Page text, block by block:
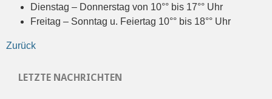
Dienstag – Donnerstag von 10°° bis 17°° Uhr
Freitag – Sonntag u. Feiertag 10°° bis 18°° Uhr
Zurück
LETZTE NACHRICHTEN